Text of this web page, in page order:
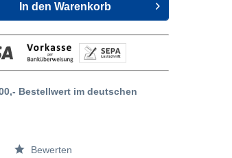
In den Warenkorb
Bestellwert im deutschen
Bewerten